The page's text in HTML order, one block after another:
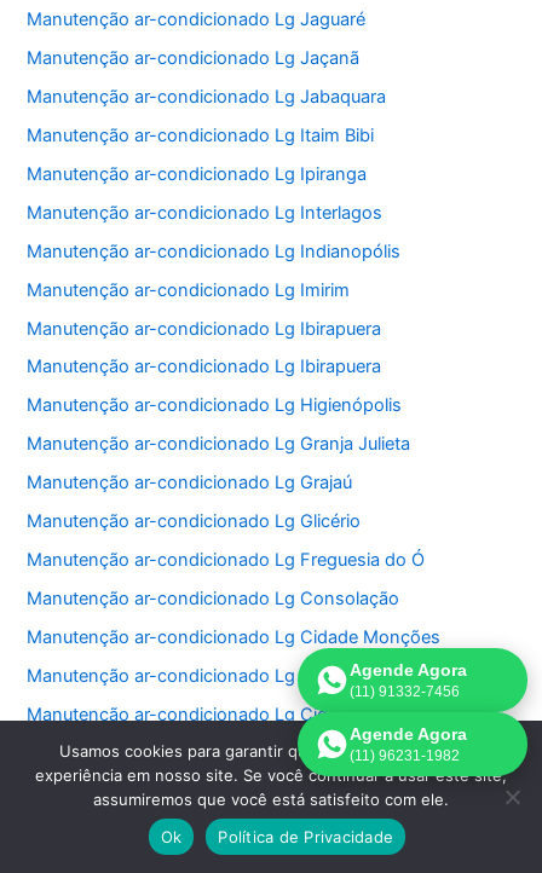
Manutenção ar-condicionado Lg Jaguaré
Manutenção ar-condicionado Lg Jaçanã
Manutenção ar-condicionado Lg Jabaquara
Manutenção ar-condicionado Lg Itaim Bibi
Manutenção ar-condicionado Lg Ipiranga
Manutenção ar-condicionado Lg Interlagos
Manutenção ar-condicionado Lg Indianopólis
Manutenção ar-condicionado Lg Imirim
Manutenção ar-condicionado Lg Ibirapuera
Manutenção ar-condicionado Lg Ibirapuera
Manutenção ar-condicionado Lg Higienópolis
Manutenção ar-condicionado Lg Granja Julieta
Manutenção ar-condicionado Lg Grajaú
Manutenção ar-condicionado Lg Glicério
Manutenção ar-condicionado Lg Freguesia do Ó
Manutenção ar-condicionado Lg Consolação
Manutenção ar-condicionado Lg Cidade Monções
Manutenção ar-condicionado Lg Cidade Jardim
Manutenção ar-condicionado Lg Cidade Dutra
Manutenção ar-condicionado Lg Cidade Ademar
Manutenção ar-condicionado Lg Chácara Santo Antonio
Manutenção ar-condicionado Lg Chácara Inglesa
Agende Agora
(11) 91332-7456
Agende Agora
(11) 96231-1982
Usamos cookies para garantir que oferecemos a melhor
experiência em nosso site. Se você continuar a usar este site,
assumiremos que você está satisfeito com ele.
Ok
Política de Privacidade